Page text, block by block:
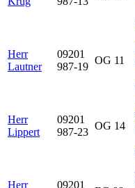
Herr
Lautner
09201
987-19
OG 11
Herr
Lippert
09201
987-23
OG 14
Herr
09201